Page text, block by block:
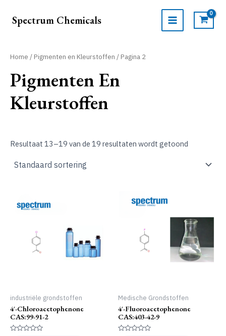
naarSpectrum Chemicals
MAIN
Home /Pigmenten en Kleurstoffen / Pagina 2
Pigmenten En
Kleurstoffen
Resultaat 13–19 van de 19 resultaten wordt getoond
industriële grondstoffen
4′-Chloroacetophenone
CAS:99-91-2
Medische Grondstoffen
4′-Fluoroacetophenone
CAS:403-42-9